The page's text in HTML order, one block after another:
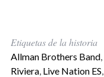
Etiquetas de la historia
Allman Brothers Band,
Riviera, Live Nation ES